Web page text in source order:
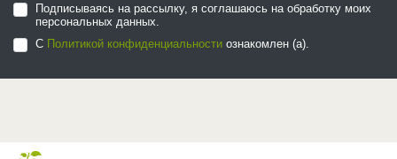
Подписываясь на рассылку, я соглашаюсь на обработку моих
персональных данных.
С Политикой конфиденциальности ознакомлен (а).